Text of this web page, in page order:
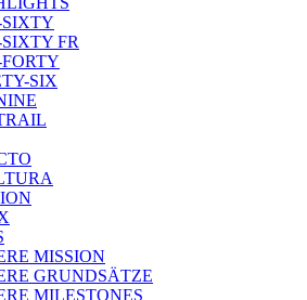
FR
SIX
MISSION
GRUNDSÄTZE
MILESTONES